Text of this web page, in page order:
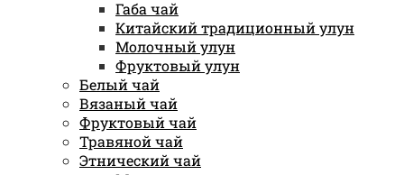
Габа чай
Китайский традиционный улун
Молочный улун
Фруктовый улун
Белый чай
Вязаный чай
Фруктовый чай
Травяной чай
Этнический чай